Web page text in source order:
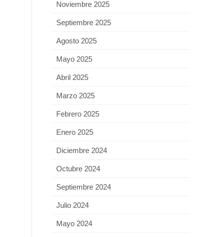
Noviembre 2025
Septiembre 2025
Agosto 2025
Mayo 2025
Abril 2025
Marzo 2025
Febrero 2025
Enero 2025
Diciembre 2024
Octubre 2024
Septiembre 2024
Julio 2024
Mayo 2024